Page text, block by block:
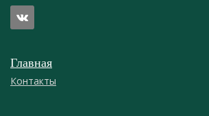
Главная
Контакты